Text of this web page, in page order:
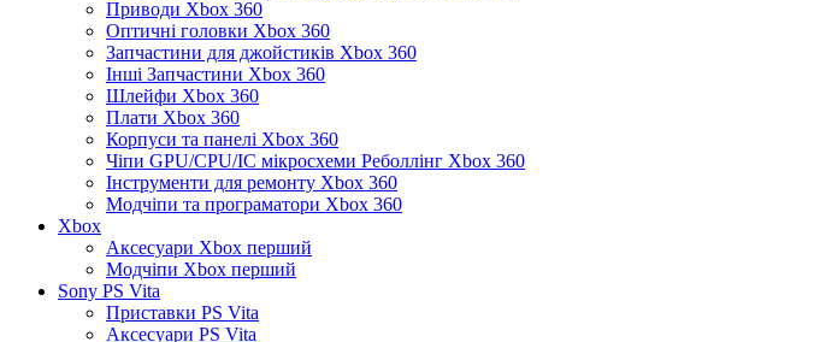
Приводи Xbox 360
Оптичні головки Xbox 360
Запчастини для джойстиків Xbox 360
Інші Запчастини Xbox 360
Шлейфи Xbox 360
Плати Xbox 360
Корпуси та панелі Xbox 360
Чіпи GPU/CPU/IC мікросхеми Реболлінг Xbox 360
Інструменти для ремонту Xbox 360
Модчіпи та програматори Xbox 360
Xbox
Аксесуари Xbox перший
Модчіпи Xbox перший
Sony PS Vita
Приставки PS Vita
Аксесуари PS Vita